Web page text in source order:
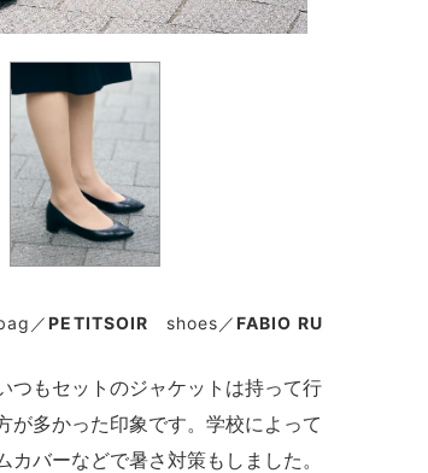
／PETITSOIR shoes／FABIO RU
つもセットのジャケットは持って行
が多かった印象です。学校によって
バーなどで暑さ対策もしました。